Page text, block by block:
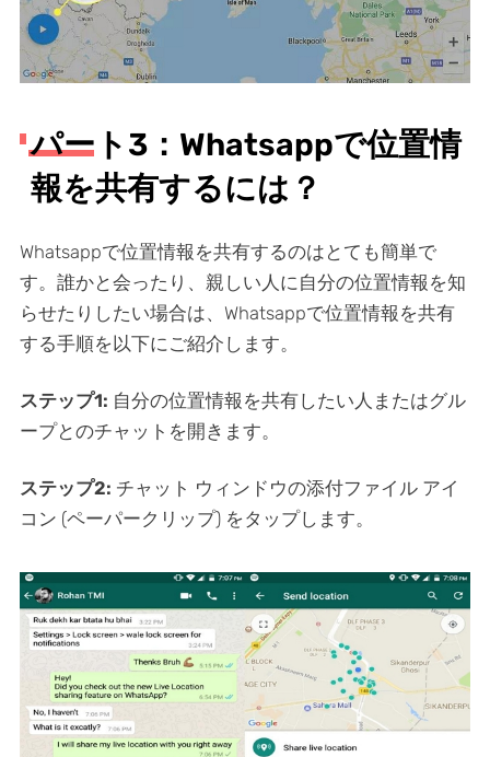
パート3：Whatsappで位置情
報を共有するには？
Whatsappで位置情報を共有するのはとても簡単で
す。誰かと会ったり、親しい人に自分の位置情報を知
らせたりしたい場合は、Whatsappで位置情報を共有
する手順を以下にご紹介します。
ステップ1: 自分の位置情報を共有したい人またはグル
ープとのチャットを開きます。
ステップ2: チャット ウィンドウの添付ファイル アイ
コン (ペーパークリップ) をタップします。